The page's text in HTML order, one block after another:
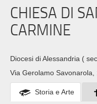
CHIESA DI
CARMINE
Diocesi di Alessandria (
Via Gerolamo
Storia e Arte